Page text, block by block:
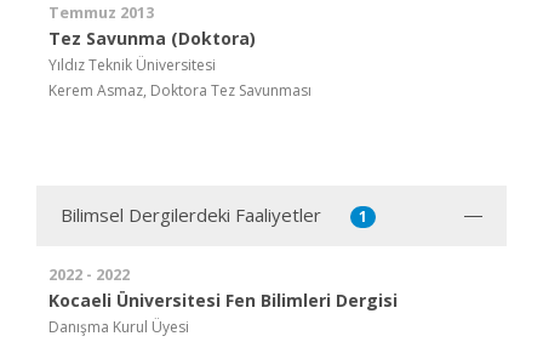
Temmuz 2013
Tez Savunma (Doktora)
Yıldız Teknik Üniversitesi
Kerem Asmaz, Doktora Tez Savunması
Bilimsel Dergilerdeki Faaliyetler 1
2022 - 2022
Kocaeli Üniversitesi Fen Bilimleri Dergisi
Danışma Kurul Üyesi